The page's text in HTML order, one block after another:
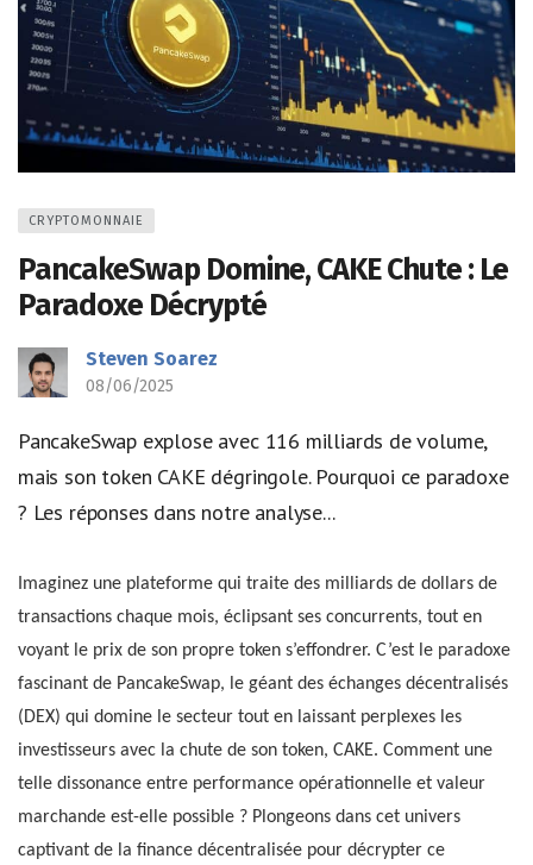
CRYPTOMONNAIE
PancakeSwap Domine, CAKE Chute : Le
Paradoxe Décrypté
Steven Soarez
08/06/2025
PancakeSwap explose avec 116 milliards de volume,
mais son token CAKE dégringole. Pourquoi ce paradoxe
? Les réponses dans notre analyse...
Imaginez une plateforme qui traite des milliards de dollars de
transactions chaque mois, éclipsant ses concurrents, tout en
voyant le prix de son propre token s’effondrer. C’est le paradoxe
fascinant de PancakeSwap, le géant des échanges décentralisés
(DEX) qui domine le secteur tout en laissant perplexes les
investisseurs avec la chute de son token, CAKE. Comment une
telle dissonance entre performance opérationnelle et valeur
marchande est-elle possible ? Plongeons dans cet univers
captivant de la finance décentralisée pour décrypter ce